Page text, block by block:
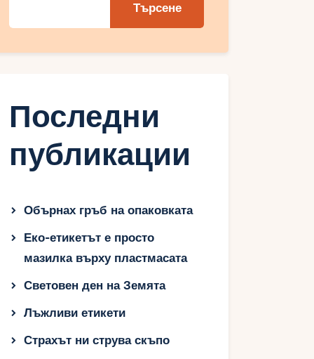
Търсене
Последни
публикации
Обърнах гръб на опаковката
Еко-етикетът е просто
мазилка върху пластмасата
Световен ден на Земята
Лъжливи етикети
Страхът ни струва скъпо